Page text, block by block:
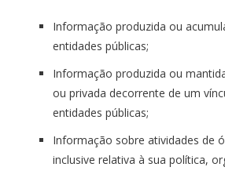
Informação produzida ou
entidades públicas;
Informação produzida ou
ou privada decorrente de um
entidades públicas;
Informação sobre atividades de
inclusive relativa à sua política,